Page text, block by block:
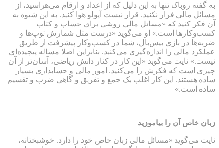
به گفته روباک تنها به این دلیل که از اعداد و ارقام می‌هراسید، از
مسائل مالی فرار نکنید. قرار نیست آپولو هوا کنید. به این شیوه به
آن فکر کنید که «مسائل مالی روشی برای حساب و کتاب
کسب‌و‌کارها است.» او می‌گوید «درست مثل شمارش توپ‌ها و
ضربه‌ها در بازی بیس‌بال، شما در کسب‌و‌کار پیشرفت از طریق
عملکرد مالی را اندازه‌گیری می‌کنید. بنابراین اصلا مساله پیچیده‌ای
نیست.» نایت می‌گوید «این کار در کنار دانش ریاضی، آسان‌تر از آن
چیزی است که فکرش را می‌کنید. امور مالی و حسابداری بسیار
ساده هستند. این کار اغلب یک جمع و تفریق و گاهی ضرب و تقسیم
ساده است.»
زبان خاص آن را بیاموزید
نایت می‌گوید «مسائل مالی زبان خاص خود را دارد. خوشبختانه،